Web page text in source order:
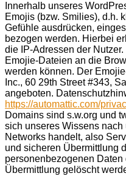
Innerhalb unseres
Emojis (bzw. Smilies), d.h.
Gefühle ausdrücken,
bezogen werden. Hierbei
die IP-Adressen der
Emojie-Dateien an die
werden können. Der
Inc., 60 29th Street #343,
angeboten.
https://automattic.com/
Domains sind s.w.org und
sich unseres Wissens
Networks handelt, also
und sicheren Übermittlung
personenbezogenen Daten
Übermittlung gelöscht